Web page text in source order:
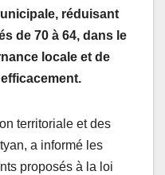
réduisant
de 70 à 64, dans le
locale et de
territoriale et des
a informé les
proposés à la loi